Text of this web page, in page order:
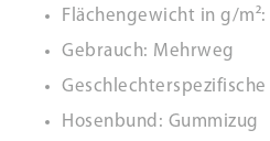
Flächengewicht in g/
Gebrauch: Mehrweg
Hosenbund: Gummizug